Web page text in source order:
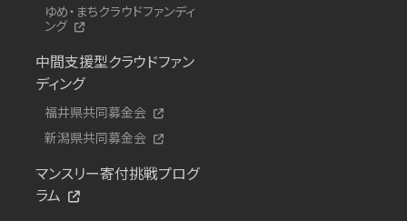
ゆめ・まちクラウドファンディ
ング
中間支援型クラウドファン
ディング
福井県共同募金会
新潟県共同募金会
マンスリー寄付挑戦プログ
ラム